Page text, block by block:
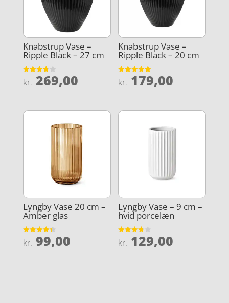
Knabstrup Vase –
Ripple Black – 27 cm
Vurderet
3.7
kr. 269,00
Knabstrup Vase –
Ripple Black – 20 cm
Vurderet
4.9
kr. 179,00
Lyngby Vase 20 cm –
Amber glas
Vurderet
4.4
kr. 99,00
Lyngby Vase – 9 cm –
hvid porcelæn
Vurderet
3.7
kr. 129,00